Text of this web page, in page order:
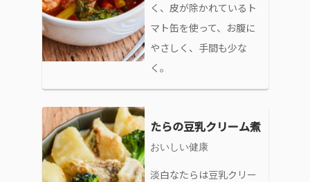
く、皮が除かれているト
マト缶を使って、お腹に
やさしく、手間も少な
く。
たらの豆乳クリーム煮
おいしい健康
淡白なたらは豆乳クリー